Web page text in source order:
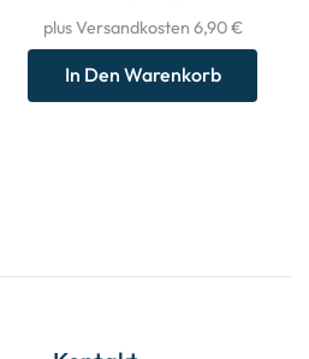
plus Versandkosten 6,90 €
In Den Warenkorb